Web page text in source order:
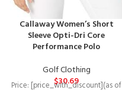
Callaway Women’s Short
Sleeve Opti-Dri Core
Performance Polo
Golf Clothing
$30.69
Price: [price_with_discount](as of